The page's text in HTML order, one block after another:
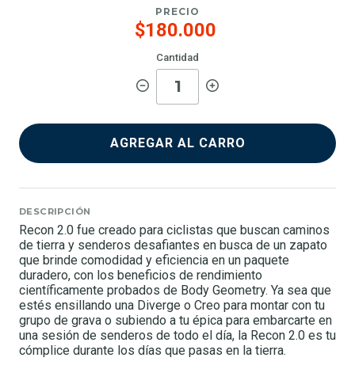
PRECIO
$180.000
Cantidad
AGREGAR AL CARRO
DESCRIPCIÓN
Recon 2.0 fue creado para ciclistas que buscan caminos
de tierra y senderos desafiantes en busca de un zapato
que brinde comodidad y eficiencia en un paquete
duradero, con los beneficios de rendimiento
científicamente probados de Body Geometry. Ya sea que
estés ensillando una Diverge o Creo para montar con tu
grupo de grava o subiendo a tu épica para embarcarte en
una sesión de senderos de todo el día, la Recon 2.0 es tu
cómplice durante los días que pasas en la tierra.